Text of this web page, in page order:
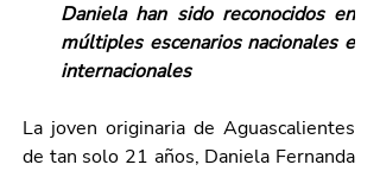
Daniela han sido reconocidos en
múltiples escenarios nacionales e
internacionales
La joven originaria de Aguascalientes
de tan solo 21 años, Daniela Fernanda